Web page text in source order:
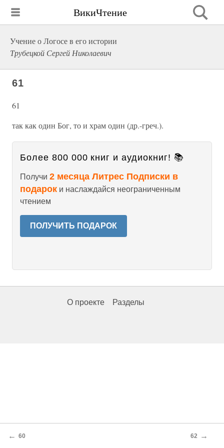
ВикиЧтение
Учение о Логосе в его истории
Трубецкой Сергей Николаевич
61
61
так как один Бог, то и храм один (др.-греч.).
Более 800 000 книг и аудиокниг! 📚
Получи 2 месяца Литрес Подписки в
подарок и наслаждайся неограниченным
чтением
ПОЛУЧИТЬ ПОДАРОК
О проекте Разделы
← 60 62 →